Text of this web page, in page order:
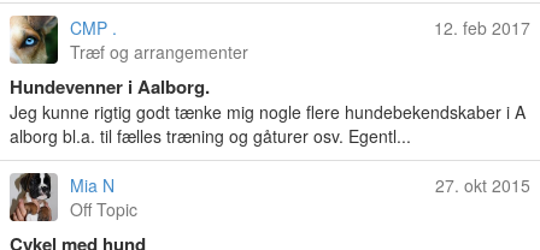
CMP .
Træf og arrangementer
12. feb 2017
Hundevenner i Aalborg.
Jeg kunne rigtig godt tænke mig nogle flere hundebekendskaber i A
alborg bl.a. til fælles træning og gåturer osv. Egentl...
Mia N
Off Topic
27. okt 2015
Cykel med hund